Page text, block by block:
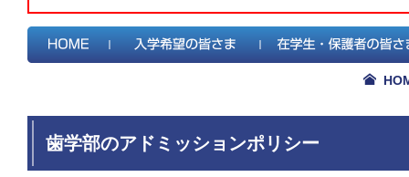
歯学部のアドミッションポリシー